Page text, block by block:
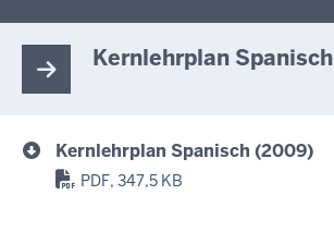
Kernlehrplan Spanisch
Kernlehrplan Spanisch (2009)
PDF, 347,5 KB